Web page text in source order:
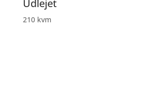
Udlejet
210 kvm